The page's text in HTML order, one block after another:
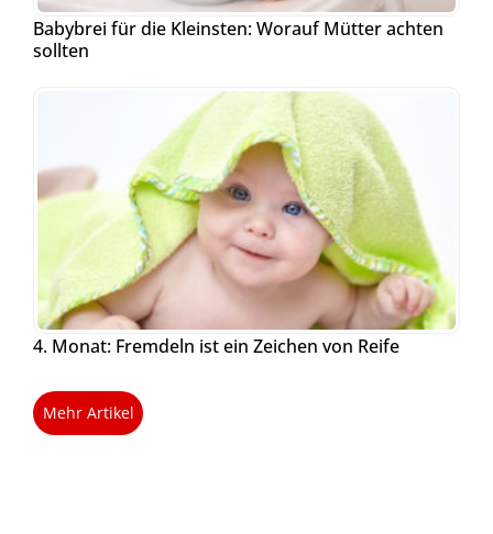
Babybrei für die Kleinsten: Worauf Mütter achten
sollten
4. Monat: Fremdeln ist ein Zeichen von Reife
Mehr Artikel